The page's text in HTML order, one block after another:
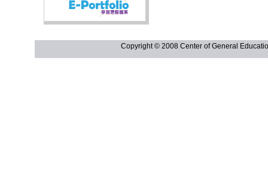
Copyright © 2008 Center of General